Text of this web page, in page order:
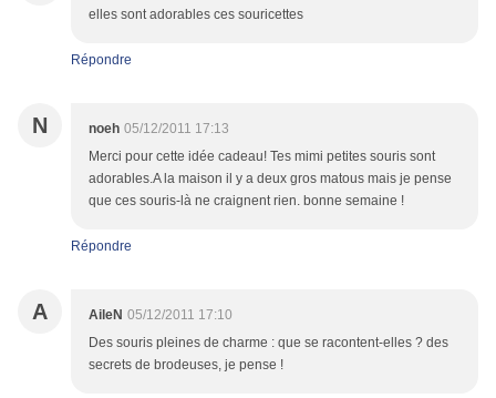
elles sont adorables ces souricettes
Répondre
N noeh 05/12/2011 17:13
Merci pour cette idée cadeau! Tes mimi petites souris sont
adorables.A la maison il y a deux gros matous mais je pense
que ces souris-là ne craignent rien. bonne semaine !
Répondre
A AileN 05/12/2011 17:10
Des souris pleines de charme : que se racontent-elles ? des
secrets de brodeuses, je pense !